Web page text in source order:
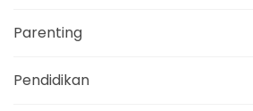
Parenting
Pendidikan